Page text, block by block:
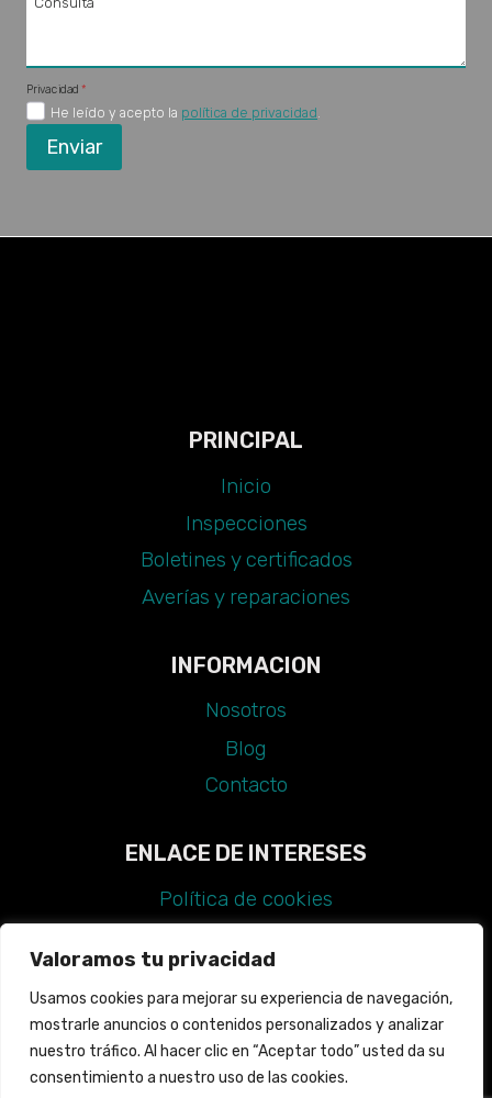
Valoramos tu privacidad
Usamos cookies para mejorar su experiencia de navegación,
mostrarle anuncios o contenidos personalizados y analizar
nuestro tráfico. Al hacer clic en “Aceptar todo” usted da su
consentimiento a nuestro uso de las cookies.
Privacidad *
He leído y acepto la política de privacidad .
Enviar
PRINCIPAL
Inicio
Inspecciones
Boletines y certificados
Averías y reparaciones
INFORMACION
Nosotros
Blog
Contacto
ENLACE DE INTERESES
Política de cookies
Política de privacidad
Declaración de accesibilidad
Guía de estilo
Mapa web